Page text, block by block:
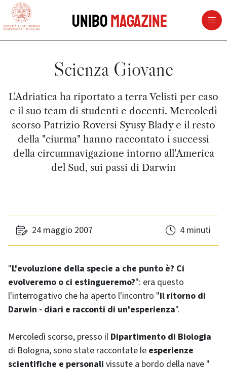
vai al contenuto della pagina
UniboMagazine
Scienza Giovane
L'Adriatica ha riportato a terra Velisti per caso
e il suo team di studenti e docenti. Mercoledì
scorso Patrizio Roversi Syusy Blady e il resto
della "ciurma" hanno raccontato i successi
della circumnavigazione intorno all'America
del Sud, sui passi di Darwin
24 maggio 2007 4 minuti
"L'evoluzione della specie a che punto è? Ci
evolveremo o ci estingueremo?": era questo
l'interrogativo che ha aperto l'incontro "Il ritorno di
Darwin - diari e racconti di un'esperienza".
Mercoledì scorso, presso il Dipartimento di Biologia
di Bologna, sono state raccontate le esperienze
scientifiche e personali vissute a bordo della nave "